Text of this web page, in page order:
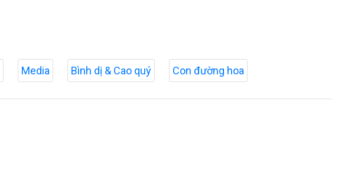
Media Bình dị & Cao quý Con đường hoa